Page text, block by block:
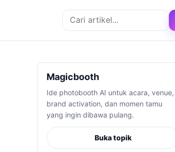
Cari artikel
Magicbooth
Ide photobooth AI untuk acara, venue,
brand activation, dan momen tamu
yang ingin dibawa pulang.
Buka topik